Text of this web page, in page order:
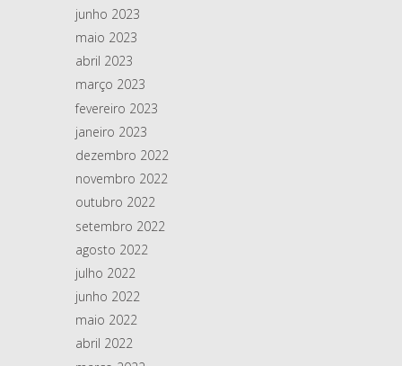
junho 2023
maio 2023
abril 2023
março 2023
fevereiro 2023
janeiro 2023
dezembro 2022
novembro 2022
outubro 2022
setembro 2022
agosto 2022
julho 2022
junho 2022
maio 2022
abril 2022